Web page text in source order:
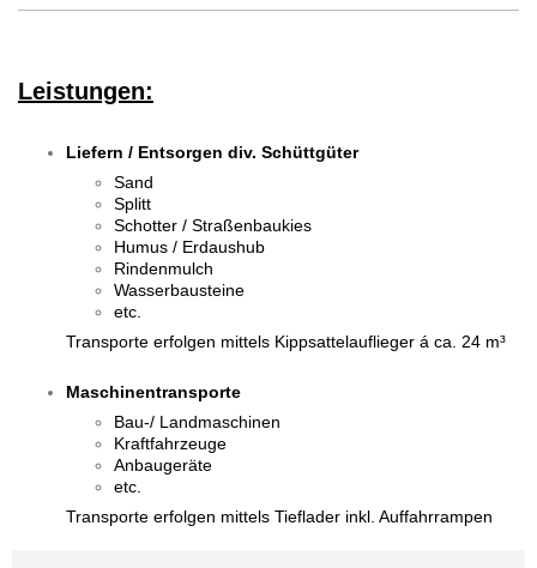
Leistungen:
Liefern / Entsorgen div. Schüttgüter
Sand
Splitt
Schotter / Straßenbaukies
Humus / Erdaushub
Rindenmulch
Wasserbausteine
etc.
Transporte erfolgen mittels Kippsattelauflieger á ca. 24 m³
Maschinentransporte
Bau-/ Landmaschinen
Kraftfahrzeuge
Anbaugeräte
etc.
Transporte erfolgen mittels Tieflader inkl. Auffahrrampen